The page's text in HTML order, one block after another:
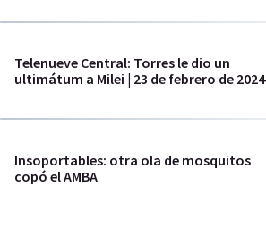
Telenueve Central: Torres le dio un
ultimátum a Milei | 23 de febrero de 2024
Insoportables: otra ola de mosquitos
copó el AMBA